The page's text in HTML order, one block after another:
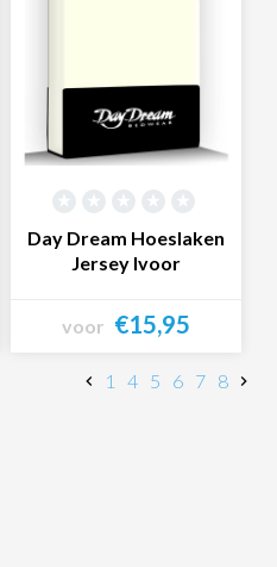
Day Dream Hoeslaken
Jersey Ivoor
voor €15,95
Bekijk product
1 4 5 6 7 8